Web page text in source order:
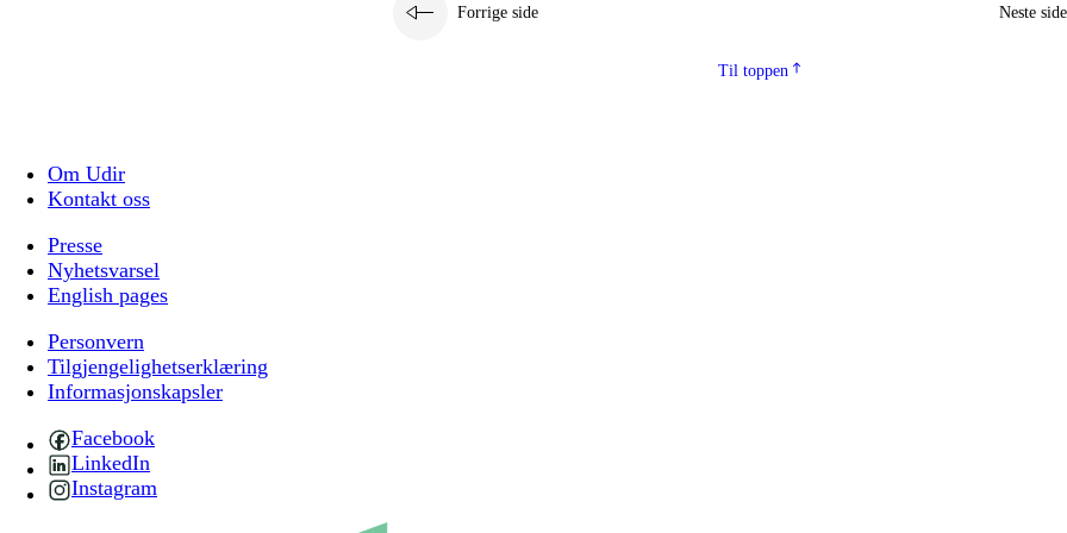
Forrige side Neste side
Til toppen
Om Udir
Kontakt oss
Presse
Nyhetsvarsel
English pages
Personvern
Tilgjengelighetserklæring
Informasjonskapsler
Facebook
LinkedIn
Instagram